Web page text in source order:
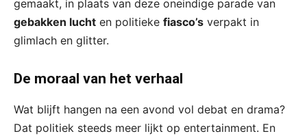
gemaakt, in plaats van deze oneindige parade van
gebakken lucht en politieke fiasco’s verpakt in
glimlach en glitter.
De moraal van het verhaal
Wat blijft hangen na een avond vol debat en drama?
Dat politiek steeds meer lijkt op entertainment. En